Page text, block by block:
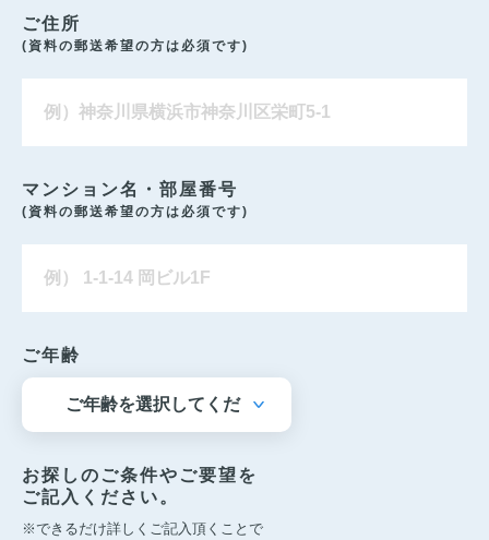
ご住所
(資料の郵送希望の方は必須です)
マンション名・部屋番号
(資料の郵送希望の方は必須です)
ご年齢
お探しのご条件やご要望を
ご記入ください。
※できるだけ詳しくご記入頂くことで